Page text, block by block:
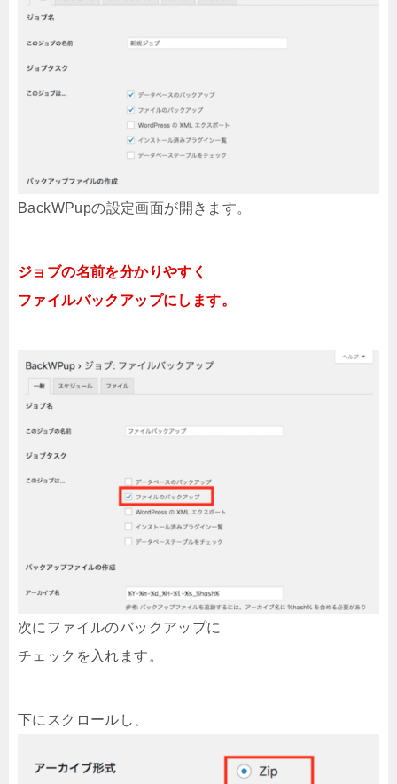
BackWPupの設定画面が開きます。
ジョブの名前を分かりやすく
ファイルバックアップにします。
次にファイルのバックアップに
チェックを入れます。
下にスクロールし、